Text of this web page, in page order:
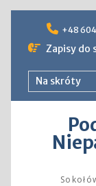
content
+48
Zapisy do
Na skróty